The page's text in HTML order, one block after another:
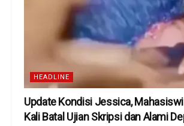
HEADLINE
Update Kondisi Jessica,
Kali Batal Ujian Skripsi dan Alami